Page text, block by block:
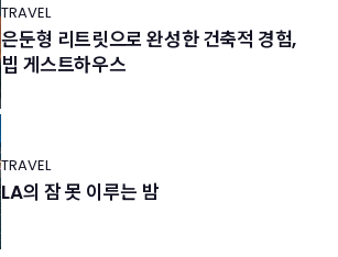
TRAVEL
은둔형 리트릿으로 완성한 건축적 경험,
빕 게스트하우스
TRAVEL
LA의 잠 못 이루는 밤